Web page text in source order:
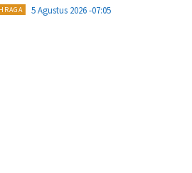
5 Agustus 2026 -07:05